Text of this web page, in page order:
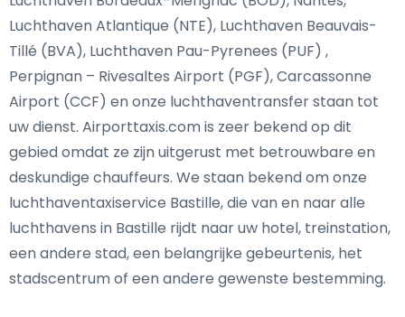
Luchthaven Atlantique (NTE), Luchthaven Beauvais-
Tillé (BVA), Luchthaven Pau-Pyrenees (PUF) ,
Perpignan – Rivesaltes Airport (PGF), Carcassonne
Airport (CCF) en onze luchthaventransfer staan tot
uw dienst. Airporttaxis.com is zeer bekend op dit
gebied omdat ze zijn uitgerust met betrouwbare en
deskundige chauffeurs. We staan bekend om onze
luchthaventaxiservice Bastille, die van en naar alle
luchthavens in Bastille rijdt naar uw hotel, treinstation,
een andere stad, een belangrijke gebeurtenis, het
stadscentrum of een andere gewenste bestemming.